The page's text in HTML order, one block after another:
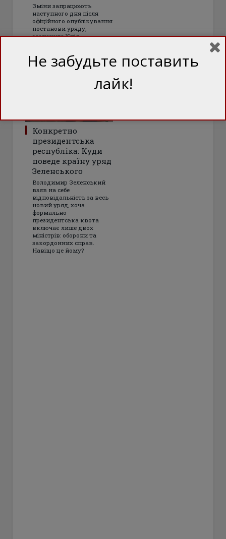
Зміни запрацюють
наступного дня після
офіційного опублікування
постанови уряду,
зазначила Юлія
Конкретно
президентська
республіка: Куди
поведе країну уряд
Зеленського
Володимир Зеленський
взяв на себе
відповідальність за весь
новий уряд, хоча
формально
президентська квота
включає лише двох
міністрів: оборони та
закордонних справ.
Навіщо це йому?
Не забудьте поставить
лайк!